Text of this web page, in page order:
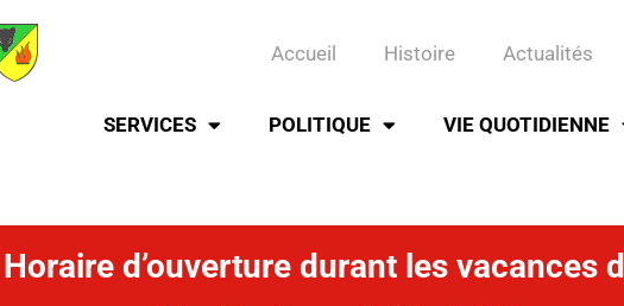
Accueil Histoire Actualités
SERVICES POLITIQUE VIE QUOTIDIENNE
Horaire d’ouverture durant les vacances